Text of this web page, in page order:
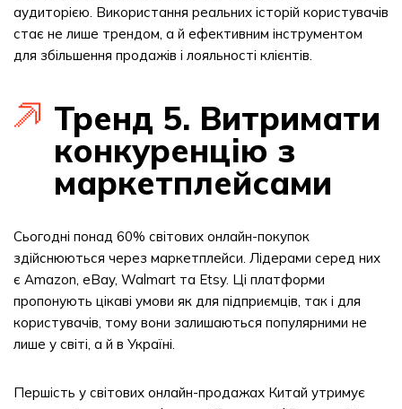
аудиторією. Використання реальних історій користувачів
стає не лише трендом, а й ефективним інструментом
для збільшення продажів і лояльності клієнтів.
Тренд 5. Витримати
конкуренцію з
маркетплейсами
Сьогодні понад 60% світових онлайн-покупок
здійснюються через маркетплейси. Лідерами серед них
є Amazon, eBay, Walmart та Etsy. Ці платформи
пропонують цікаві умови як для підприємців, так і для
користувачів, тому вони залишаються популярними не
лише у світі, а й в Україні.
Першість у світових онлайн-продажах Китай утримує